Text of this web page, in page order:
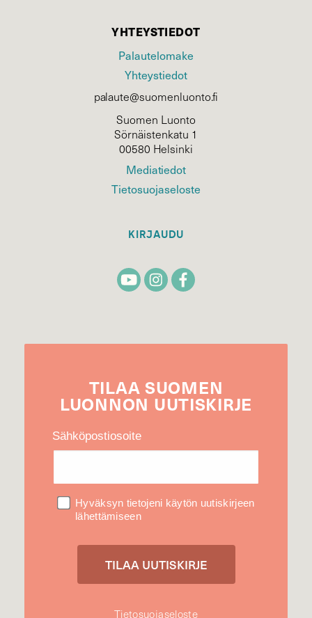
YHTEYSTIEDOT
Palautelomake
Yhteystiedot
palaute@suomenluonto.fi
Suomen Luonto
Sörnäistenkatu 1
00580 Helsinki
Mediatiedot
Tietosuojaseloste
KIRJAUDU
TILAA SUOMEN
LUONNON UUTIS­KIRJE
Sähköpostiosoite
Hyväksyn tietojeni käytön uutiskirjeen
lähettämiseen
Tietosuojaseloste